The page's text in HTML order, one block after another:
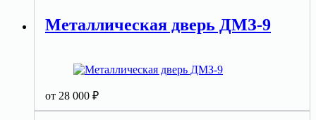
Металлическая дверь ДМЗ-9
от 28 000 ₽